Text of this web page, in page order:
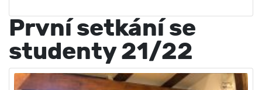
První setkání se
studenty 21/22